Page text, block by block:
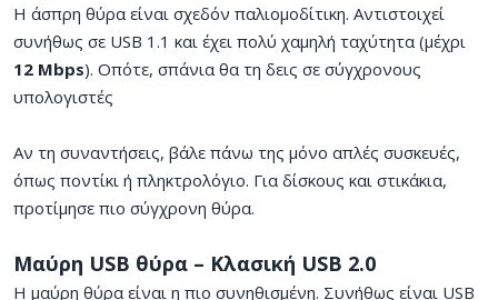
Η άσπρη θύρα είναι σχεδόν παλιομοδίτικη. Αντιστοιχεί
συνήθως σε USB 1.1 και έχει πολύ χαμηλή ταχύτητα (μέχρι
12 Mbps). Οπότε, σπάνια θα τη δεις σε σύγχρονους
υπολογιστές
Αν τη συναντήσεις, βάλε πάνω της μόνο απλές συσκευές,
όπως ποντίκι ή πληκτρολόγιο. Για δίσκους και στικάκια,
προτίμησε πιο σύγχρονη θύρα.
Μαύρη USB θύρα – Κλασική USB 2.0
Η μαύρη θύρα είναι η πιο συνηθισμένη. Συνήθως είναι USB